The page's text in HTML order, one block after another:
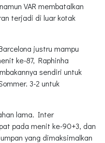
VAR membatalkan
terjadi di luar kotak
justru mampu
ke-87, Raphinha
sendiri untuk
3-2 untuk
lama. Inter
pada menit ke-90+3, dan
yang dimaksimalkan